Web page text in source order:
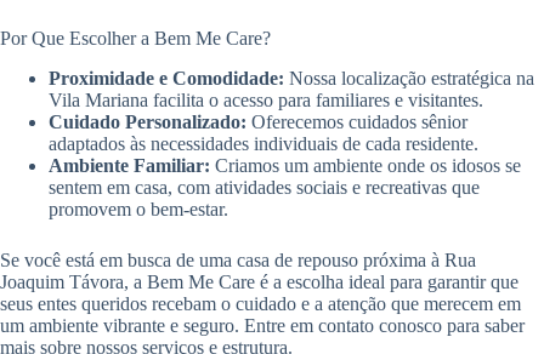
Por Que Escolher a Bem Me Care?
Proximidade e Comodidade: Nossa localização estratégica na
Vila Mariana facilita o acesso para familiares e visitantes.
Cuidado Personalizado: Oferecemos cuidados sênior
adaptados às necessidades individuais de cada residente.
Ambiente Familiar: Criamos um ambiente onde os idosos se
sentem em casa, com atividades sociais e recreativas que
promovem o bem-estar.
Se você está em busca de uma casa de repouso próxima à Rua
Joaquim Távora, a Bem Me Care é a escolha ideal para garantir que
seus entes queridos recebam o cuidado e a atenção que merecem em
um ambiente vibrante e seguro. Entre em contato conosco para saber
mais sobre nossos serviços e estrutura.